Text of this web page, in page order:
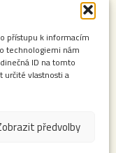
přístupu k informacím
technologiemi nám
ID na tomto
určité vlastnosti a
předvolby
stránek